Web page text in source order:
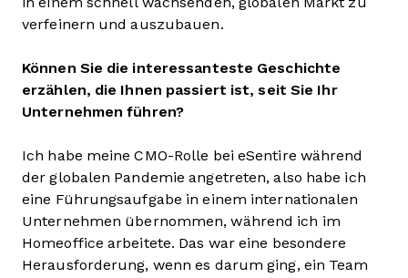
verfeinern und auszubauen.
Können Sie die interessanteste Geschichte
erzählen, die Ihnen passiert ist, seit Sie Ihr
Unternehmen führen?
Ich habe meine CMO-Rolle bei eSentire während
der globalen Pandemie angetreten, also habe ich
eine Führungsaufgabe in einem internationalen
Unternehmen übernommen, während ich im
Homeoffice arbeitete. Das war eine besondere
Herausforderung, wenn es darum ging, ein Team